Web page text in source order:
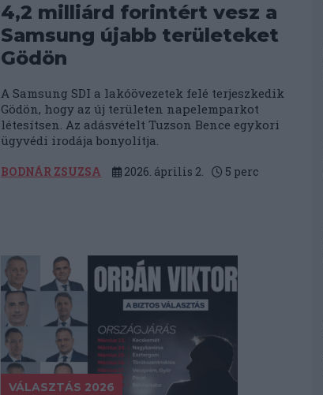
4,2 milliárd forintért vesz a
Samsung újabb területeket
Gödön
A Samsung SDI a lakóövezetek felé terjeszkedik
Gödön, hogy az új területen napelemparkot
létesítsen. Az adásvételt Tuzson Bence egykori
ügyvédi irodája bonyolítja.
BODNÁR ZSUZSA 2026. április 2. 5 perc
VÁLASZTÁS 2026